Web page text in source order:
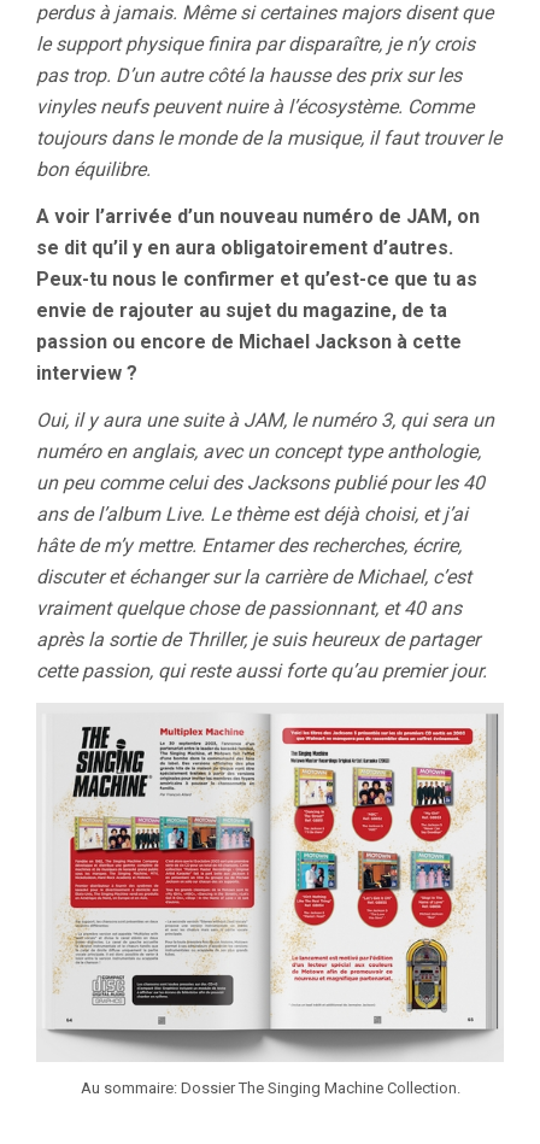
perdus à jamais. Même si certaines majors disent que
le support physique finira par disparaître, je n’y crois
pas trop. D’un autre côté la hausse des prix sur les
vinyles neufs peuvent nuire à l’écosystème. Comme
toujours dans le monde de la musique, il faut trouver le
bon équilibre.
A voir l’arrivée d’un nouveau numéro de JAM, on
se dit qu’il y en aura obligatoirement d’autres.
Peux-tu nous le confirmer et qu’est-ce que tu as
envie de rajouter au sujet du magazine, de ta
passion ou encore de Michael Jackson à cette
interview ?
Oui, il y aura une suite à JAM, le numéro 3, qui sera un
numéro en anglais, avec un concept type anthologie,
un peu comme celui des Jacksons publié pour les 40
ans de l’album Live. Le thème est déjà choisi, et j’ai
hâte de m’y mettre. Entamer des recherches, écrire,
discuter et échanger sur la carrière de Michael, c’est
vraiment quelque chose de passionnant, et 40 ans
après la sortie de Thriller, je suis heureux de partager
cette passion, qui reste aussi forte qu’au premier jour.
Au sommaire: Dossier The Singing Machine Collection.